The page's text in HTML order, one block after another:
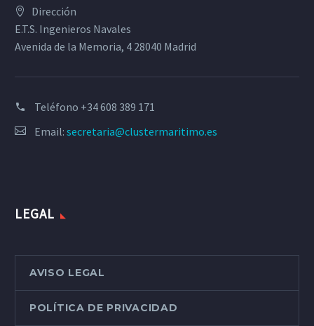
Dirección
E.T.S. Ingenieros Navales
Avenida de la Memoria, 4 28040 Madrid
Teléfono +34 608 389 171
Email: secretaria@clustermaritimo.es
LEGAL
AVISO LEGAL
POLÍTICA DE PRIVACIDAD